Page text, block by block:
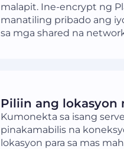
malapit. Ine-encrypt ng
manatiling pribado ang
sa mga shared na
Piliin ang lokasyon
Kumonekta sa isang
pinakamabilis na
lokasyon para sa mas